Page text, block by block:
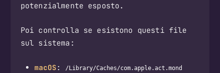
potenzialmente esposto.
Poi controlla se esistono questi file
sul sistema:
macOS : /Library/Caches/com.apple.act.mond